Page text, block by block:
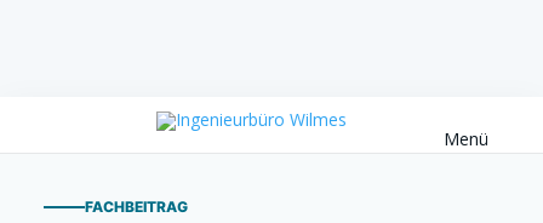
Menü
FACHBEITRAG